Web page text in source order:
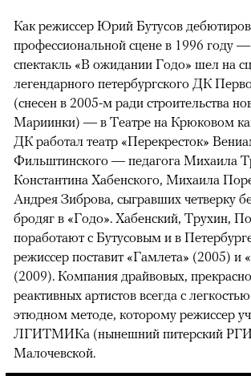
Как режиссер Юрий Бутусов
профессиональной сцене в 1996 году
спектакль «В ожидании Годо» шел на
легендарного петербургского ДК
(снесен в 2005-м ради строительства
Мариинки) — в Театре на Крюковом
ДК работал театр «Перекресток»
Фильштинского — педагога Михаила
Константина Хабенского, Михаила
Андрея Зиброва, сыгравших четверку
бродяг в «Годо». Хабенский, Трухин,
поработают с Бутусовым и в
режиссер поставит «Гамлета» (2005) и
(2009). Компания драйвовых,
реактивных артистов всегда с
этюдном методе, которому режиссер
ЛГИТМИКа (нынешний питерский
Малочевской.